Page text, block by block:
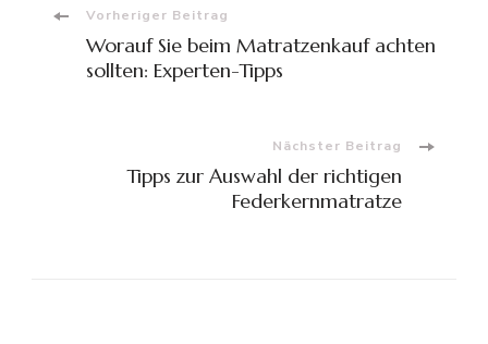
Beitragsnavigation
Vorheriger Beitrag
Worauf Sie beim Matratzenkauf achten
sollten: Experten-Tipps
Nächster Beitrag
Tipps zur Auswahl der richtigen
Federkernmatratze